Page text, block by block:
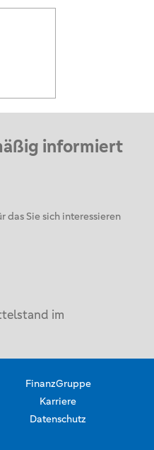
informiert
das Sie sich interessieren
im
FinanzGruppe
Karriere
Datenschutz